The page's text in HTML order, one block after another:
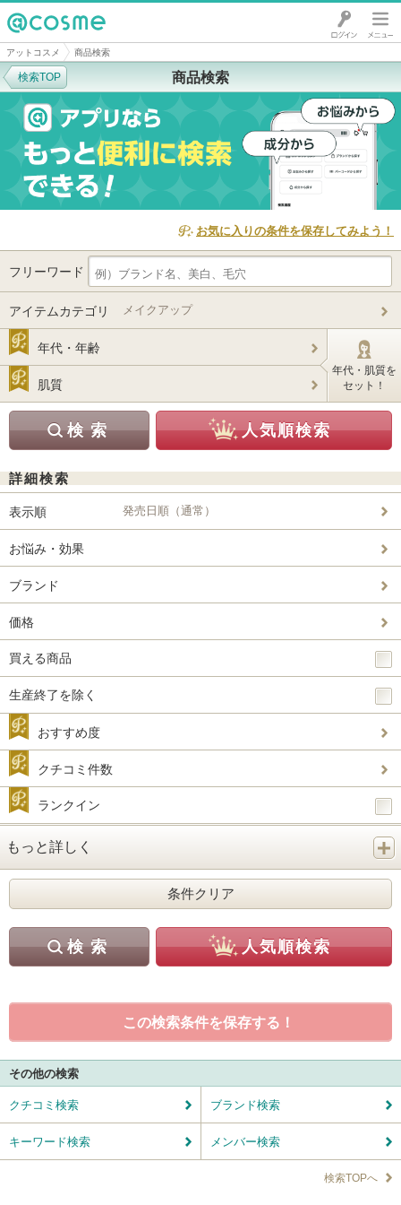
@cosme
アットコスメ 商品検索
商品検索
検索TOP
お気に入りの条件を保存してみよう！
フリーワード
アイテムカテゴリ メイクアップ
年代・年齢
肌質
年代・肌質を
セット！
詳細検索
表示順 発売日順（通常）
お悩み・効果
ブランド
価格
買える商品
生産終了を除く
おすすめ度
クチコミ件数
ランクイン
もっと詳しく
この検索条件を保存する！
その他の検索
クチコミ検索 ブランド検索
キーワード検索 メンバー検索
検索TOPへ